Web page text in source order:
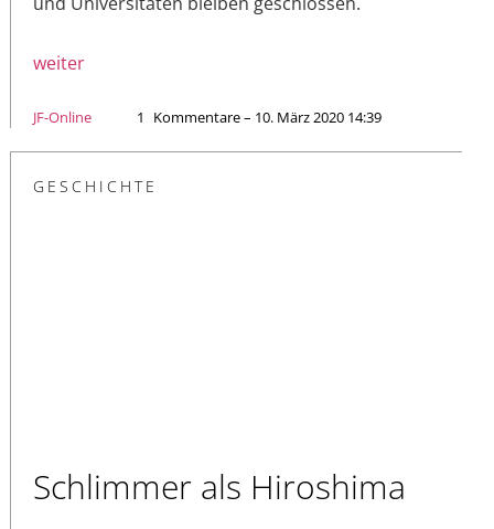
weiter
JF-Online 1 Kommentare – 10. März 2020 14:39
GESCHICHTE
Schlimmer als Hiroshima